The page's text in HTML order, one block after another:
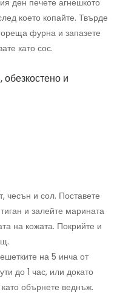
което копайте. Твърде
фурна и запазете
като сос.
и
чесън и сол. Поставете
и залейте марината
на кожата. Покрийте и
на 5 инча от
до 1 час, или докато
като обърнете веднъж.